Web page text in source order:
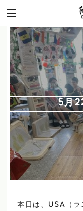
5月
本日は、USA（ラ